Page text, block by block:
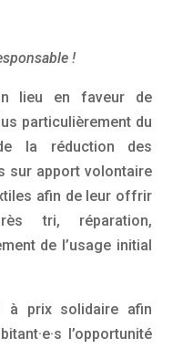
!
lieu en faveur de
particulièrement du
la réduction des
sur apport volontaire
afin de leur offrir
tri, réparation,
de l’usage initial
à prix solidaire afin
l’opportunité